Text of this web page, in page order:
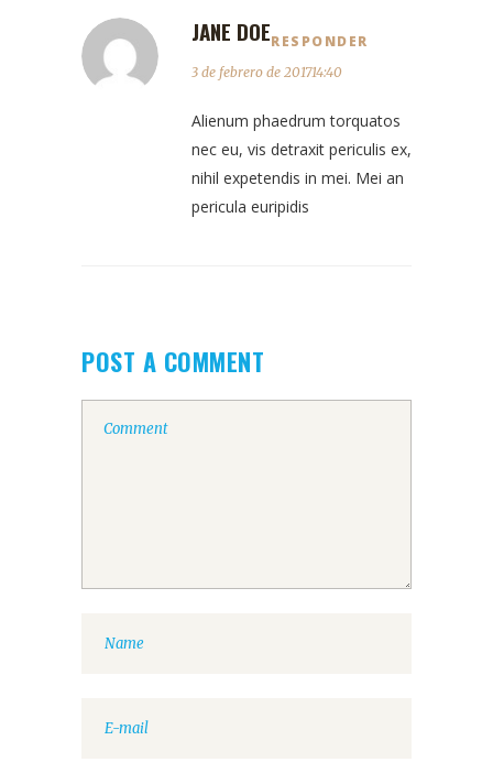
JANE DOERESPONDER
3 de febrero de 201714:40
Alienum phaedrum torquatos
nec eu, vis detraxit periculis ex,
nihil expetendis in mei. Mei an
pericula euripidis
POST A COMMENT